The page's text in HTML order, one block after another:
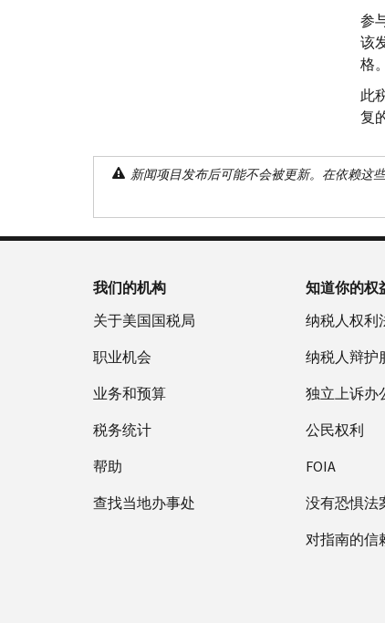
参
该
格
此
复
新闻项目发布后可能不会被更新。在依赖这
我们的机构
关于美国国税局
职业机会
业务和预算
税务统计
帮助
查找当地办事处
知道你的权
纳税人权利
纳税人辩护
独立上诉办
公民权利
FOIA
没有恐惧法
对指南的信